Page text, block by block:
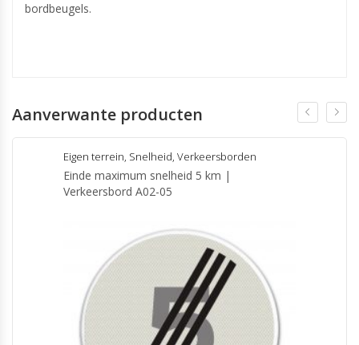
bordbeugels.
Aanverwante producten
Eigen terrein, Snelheid, Verkeersborden
Einde maximum snelheid 5 km |
Verkeersbord A02-05